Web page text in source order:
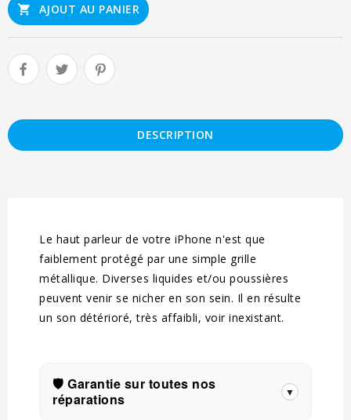
 AJOUT AU PANIER
DESCRIPTION
Le haut parleur de votre iPhone n'est que
faiblement protégé par une simple grille
métallique. Diverses liquides et/ou poussières
peuvent venir se nicher en son sein. Il en résulte
un son détérioré, très affaibli, voir inexistant.
🛡️ Garantie sur toutes nos
réparations
▼